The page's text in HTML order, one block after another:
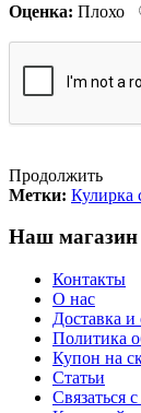
Оценка: Плохо
Продолжить
Метки: Кулирка
Наш магазин
Контакты
О нас
Доставка и
Политика
Купон на
Статьи
Связаться